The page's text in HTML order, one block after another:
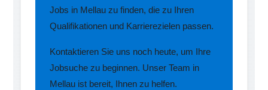
Jobs in Mellau zu finden, die zu Ihren
Qualifikationen und Karrierezielen passen.
Kontaktieren Sie uns noch heute, um Ihre
Jobsuche zu beginnen. Unser Team in
Mellau ist bereit, Ihnen zu helfen.